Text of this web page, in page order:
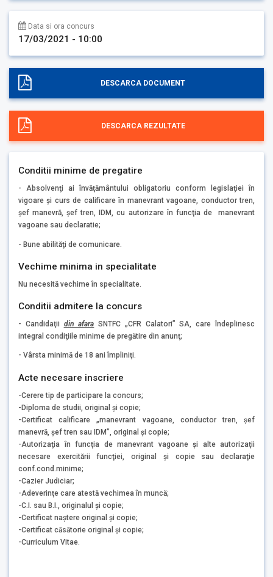
Data si ora concurs
17/03/2021 - 10:00
DESCARCA DOCUMENT
DESCARCA REZULTATE
Conditii minime de pregatire
- Absolvenţi ai învăţământului obligatoriu conform legislaţiei în
vigoare şi curs de calificare în manevrant vagoane, conductor tren,
şef manevră, şef tren, IDM, cu autorizare în funcţia de manevrant
vagoane sau declaratie;
- Bune abilităţi de comunicare.
Vechime minima in specialitate
Nu necesită vechime în specialitate.
Conditii admitere la concurs
- Candidaţii din afara SNTFC „CFR Calatori” SA, care îndeplinesc
integral condiţiile minime de pregătire din anunţ;
- Vârsta minimă de 18 ani împliniţi.
Acte necesare inscriere
-Cerere tip de participare la concurs;
-Diploma de studii, original şi copie;
-Certificat calificare „manevrant vagoane, conductor tren, şef
manevră, şef tren sau IDM”, original şi copie;
-Autorizaţia în funcţia de manevrant vagoane şi alte autorizaţii
necesare exercitării funcţiei, original şi copie sau declaraţie
conf.cond.minime;
-Cazier Judiciar;
-Adeverinţe care atestă vechimea în muncă;
-C.I. sau B.I., originalul şi copie;
-Certificat naştere original şi copie;
-Certificat căsătorie original şi copie;
-Curriculum Vitae.